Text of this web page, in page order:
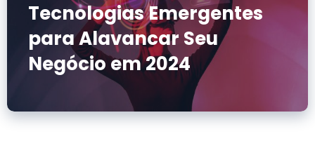
Tecnologias Emergentes
para Alavancar Seu
Negócio em 2024